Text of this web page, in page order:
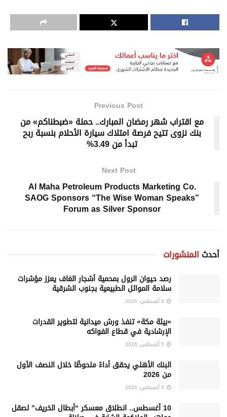
Previous Post
مع اقتراب شهر رمضان المبارك.. حملة «ضبطناكم» من
بنك نزوى تتيح فرصة امتلاك سيارة الأحلام بنسبة ربح
تبدأ من 3.49%
Next Post
Al Maha Petroleum Products Marketing Co.
SAOG Sponsors “The Wise Woman Speaks”
Forum as Silver Sponsor
أحدث المنشورات
رصد حيوان الرول بمحمية أشجار الغاف يعزز مؤشرات
سلامة الموائل الطبيعية بجنوب الشرقية
«بيئة مكة» تنفذ ورش ميدانية لتطوير القدرات
الإرشادية في قطاع الفواكه
البنك الأهلي يحقق أداءً ملحوظًا خلال النصف الأول
من 2026
10 أغسطس.. انطلاق معسكر “أبطال الخريف” لصقل